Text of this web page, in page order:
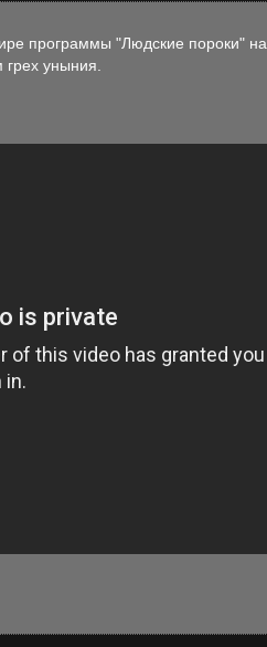
программы "Людские пороки"
уныния.